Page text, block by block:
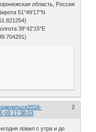
область, Россия
51°49′17″N
39°42′15″E
2
2016-
09 17:38:03
ловил с утра и до